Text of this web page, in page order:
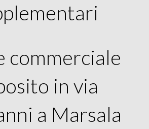
commerciale
in via
a Marsala